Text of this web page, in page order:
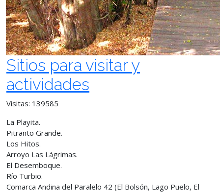
Sitios para visitar y
actividades
Visitas: 139585
La Playita.
Pitranto Grande.
Los Hitos.
Arroyo Las Lágrimas.
El Desemboque.
Río Turbio.
Comarca Andina del Paralelo 42 (El Bolsón, Lago Puelo, El